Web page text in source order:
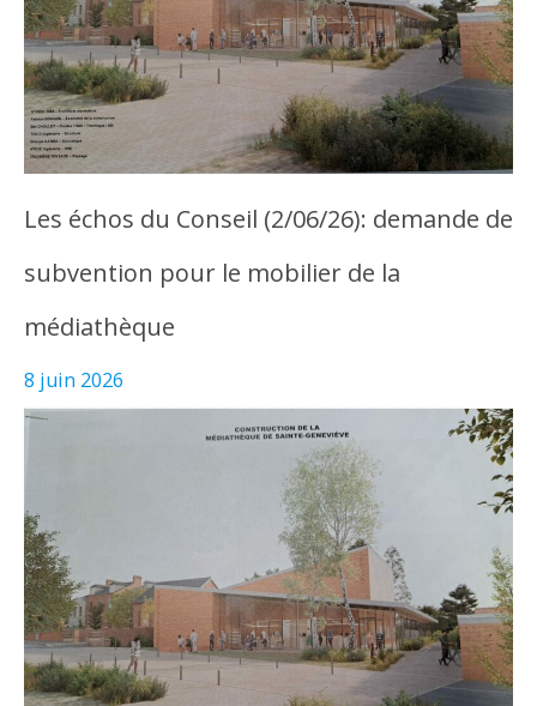
Les échos du Conseil (2/06/26): demande de
subvention pour le mobilier de la
médiathèque
8 juin 2026